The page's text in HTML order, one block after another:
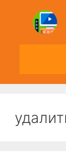
содержимому